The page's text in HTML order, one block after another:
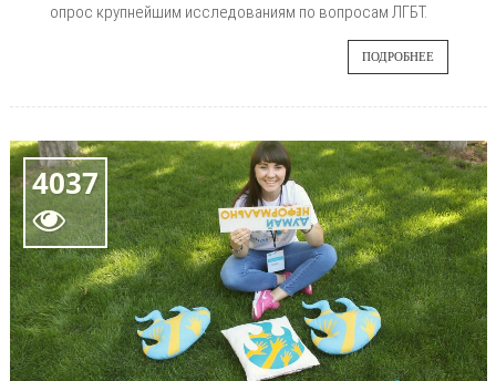
опрос крупнейшим исследованиям по вопросам ЛГБТ.
ПОДРОБНЕЕ
4037
